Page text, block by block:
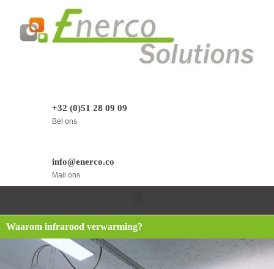
+32 (0)51 28 09 09
Bel ons
info@enerco.co
Mail ons
Waarom infrarood verwarming?